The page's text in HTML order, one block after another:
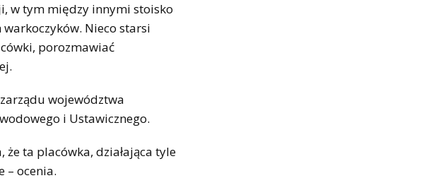
w tym między innymi stoisko
Nieco starsi
porozmawiać
województwa
i Ustawicznego.
że ta placówka, działająca tyle
– ocenia.